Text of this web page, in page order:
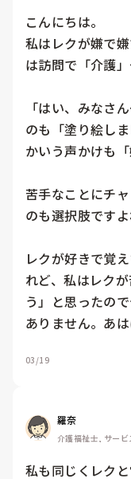
こんにちは。
私はレクが嫌で
は訪問で「介護」
「はい、みなさ
のも「塗り絵し
かいう声かけも
苦手なことにチ
のも選択肢ですよ
レクが好きで覚
れど、私はレク
う」と思ったの
ありません。あ
03/19
羅奈
介護福祉士, サー
私も同じくレクと